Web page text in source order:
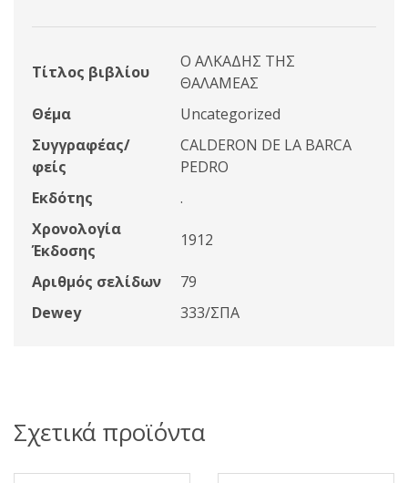
Τίτλος βιβλίου
Ο ΑΛΚΑΔΗΣ ΤΗΣ
ΘΑΛΑΜΕΑΣ
Θέμα
Uncategorized
Συγγραφέας/
φείς
CALDERON DE LA BARCA
PEDRO
Εκδότης
.
Χρονολογία
Έκδοσης
1912
Αριθμός σελίδων
79
Dewey
333/ΣΠΑ
Σχετικά προϊόντα